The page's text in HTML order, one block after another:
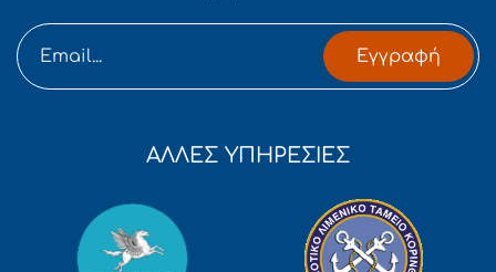
Εγγραφή
ΑΛΛΕΣ ΥΠΗΡΕΣΙΕΣ